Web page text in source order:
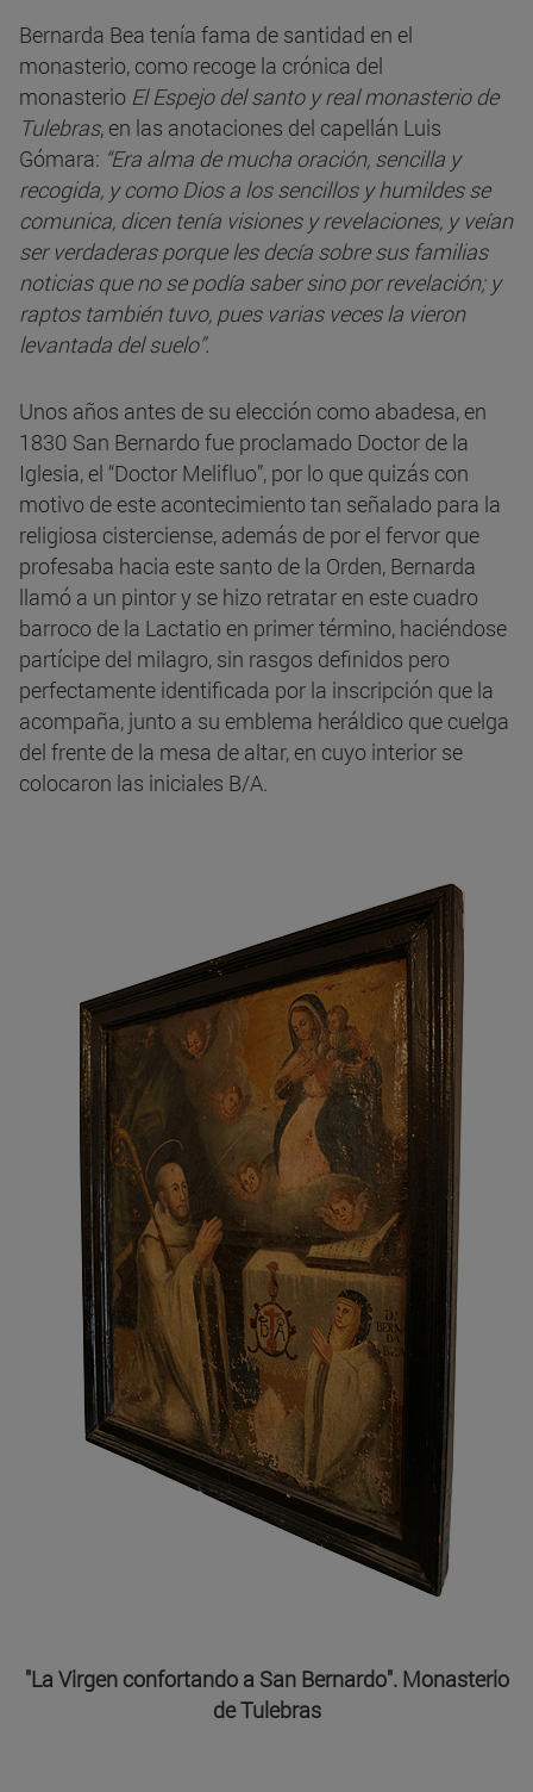
Bernarda Bea tenía fama de santidad en el
monasterio, como recoge la crónica del
monasterio El Espejo del santo y real monasterio de
Tulebras, en las anotaciones del capellán Luis
Gómara: “Era alma de mucha oración, sencilla y
recogida, y como Dios a los sencillos y humildes se
comunica, dicen tenía visiones y revelaciones, y veían
ser verdaderas porque les decía sobre sus familias
noticias que no se podía saber sino por revelación; y
raptos también tuvo, pues varias veces la vieron
levantada del suelo”.
Unos años antes de su elección como abadesa, en
1830 San Bernardo fue proclamado Doctor de la
Iglesia, el “Doctor Melifluo”, por lo que quizás con
motivo de este acontecimiento tan señalado para la
religiosa cisterciense, además de por el fervor que
profesaba hacia este santo de la Orden, Bernarda
llamó a un pintor y se hizo retratar en este cuadro
barroco de la Lactatio en primer término, haciéndose
partícipe del milagro, sin rasgos definidos pero
perfectamente identificada por la inscripción que la
acompaña, junto a su emblema heráldico que cuelga
del frente de la mesa de altar, en cuyo interior se
colocaron las iniciales B/A.
"La Virgen confortando a San Bernardo". Monasterio
de Tulebras